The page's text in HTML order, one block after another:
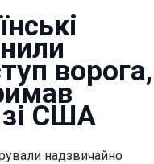
ворога,
зі США
надзвичайно